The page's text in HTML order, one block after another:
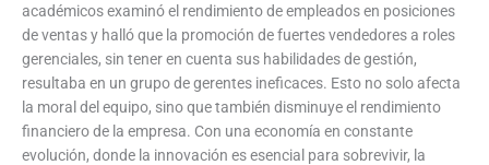
académicos examinó el rendimiento de empleados en posiciones
de ventas y halló que la promoción de fuertes vendedores a roles
gerenciales, sin tener en cuenta sus habilidades de gestión,
resultaba en un grupo de gerentes ineficaces. Esto no solo afecta
la moral del equipo, sino que también disminuye el rendimiento
financiero de la empresa. Con una economía en constante
evolución, donde la innovación es esencial para sobrevivir, la